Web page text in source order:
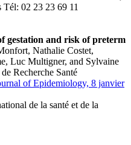
02 23 23 69 11
gestation and risk of preterm
Nathalie Costet,
Luc Multigner, and Sylvaine
Recherche Santé
of Epidemiology, 8 janvier
de la santé et de la